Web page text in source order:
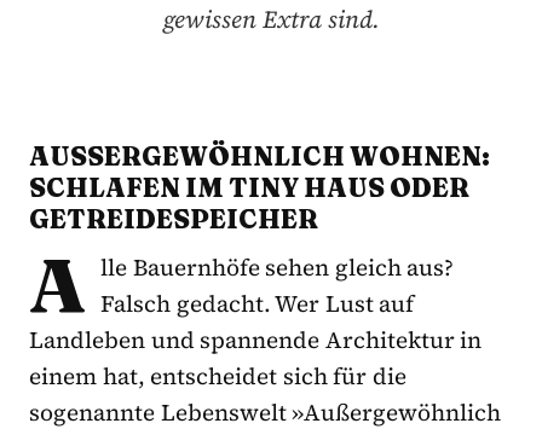
gewissen Extra sind.
AUSSERGEWÖHNLICH WOHNEN: S
CHLAFEN IM TINY HAUS ODER G
ETREIDESPEICHER
A lle Bauernhöfe sehen gleich aus?
Falsch gedacht. Wer Lust auf
Landleben und spannende Architektur in
einem hat, entscheidet sich für die
sogenannte Lebenswelt »Außergewöhnlich